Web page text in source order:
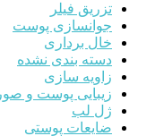
تزریق فیلر
جوانسازی پوست
خال برداری
دسته بندی نشده
زاویه سازی
زیبایی پوست و
ژل لب
ضایعات پوستی